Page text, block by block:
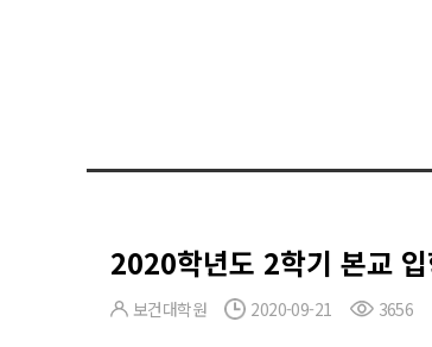
2020학년도 2학기 본교
보건대학원 2020-09-21 3656